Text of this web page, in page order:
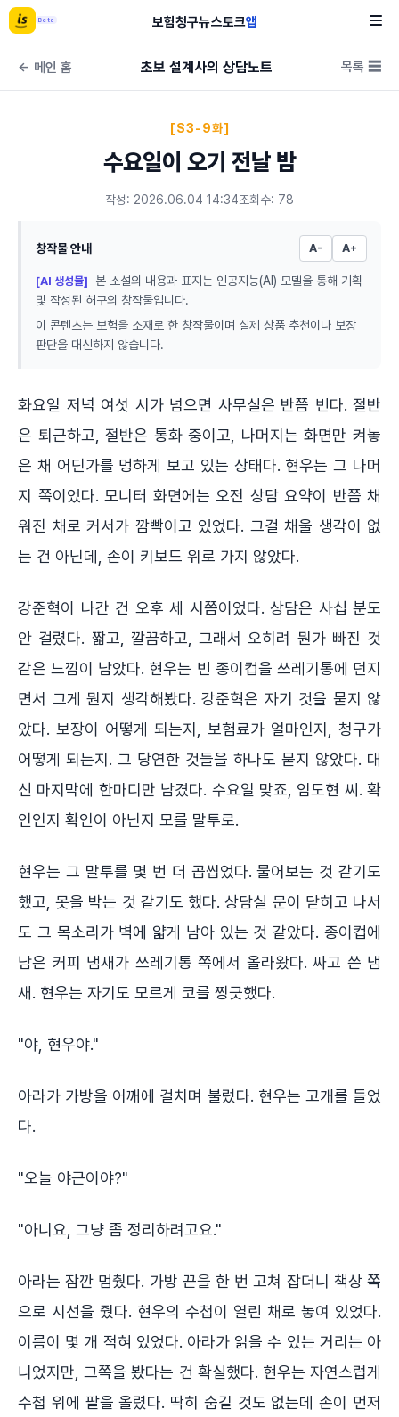
Beta 보험청구뉴스토크앱
← 메인 홈 초보 설계사의 상담노트 목록 ☰
[S3-9화]
수요일이 오기 전날 밤
작성: 2026.06.04 14:34조회수: 78
창작물 안내 A- A+
[AI 생성물]
본 소설의 내용과 표지는 인공지능(AI) 모델을 통해 기획
및 작성된 허구의 창작물입니다.
이 콘텐츠는 보험을 소재로 한 창작물이며 실제 상품 추천이나 보장
판단을 대신하지 않습니다.
화요일 저녁 여섯 시가 넘으면 사무실은 반쯤 빈다. 절반
은 퇴근하고, 절반은 통화 중이고, 나머지는 화면만 켜놓
은 채 어딘가를 멍하게 보고 있는 상태다. 현우는 그 나머
지 쪽이었다. 모니터 화면에는 오전 상담 요약이 반쯤 채
워진 채로 커서가 깜빡이고 있었다. 그걸 채울 생각이 없
는 건 아닌데, 손이 키보드 위로 가지 않았다.
강준혁이 나간 건 오후 세 시쯤이었다. 상담은 사십 분도
안 걸렸다. 짧고, 깔끔하고, 그래서 오히려 뭔가 빠진 것
같은 느낌이 남았다. 현우는 빈 종이컵을 쓰레기통에 던지
면서 그게 뭔지 생각해봤다. 강준혁은 자기 것을 묻지 않
았다. 보장이 어떻게 되는지, 보험료가 얼마인지, 청구가
어떻게 되는지. 그 당연한 것들을 하나도 묻지 않았다. 대
신 마지막에 한마디만 남겼다. 수요일 맞죠, 임도현 씨. 확
인인지 확인이 아닌지 모를 말투로.
현우는 그 말투를 몇 번 더 곱씹었다. 물어보는 것 같기도
했고, 못을 박는 것 같기도 했다. 상담실 문이 닫히고 나서
도 그 목소리가 벽에 얇게 남아 있는 것 같았다. 종이컵에
남은 커피 냄새가 쓰레기통 쪽에서 올라왔다. 싸고 쓴 냄
새. 현우는 자기도 모르게 코를 찡긋했다.
"야, 현우야."
아라가 가방을 어깨에 걸치며 불렀다. 현우는 고개를 들었
다.
"오늘 야근이야?"
"아니요, 그냥 좀 정리하려고요."
아라는 잠깐 멈췄다. 가방 끈을 한 번 고쳐 잡더니 책상 쪽
으로 시선을 줬다. 현우의 수첩이 열린 채로 놓여 있었다.
이름이 몇 개 적혀 있었다. 아라가 읽을 수 있는 거리는 아
니었지만, 그쪽을 봤다는 건 확실했다. 현우는 자연스럽게
수첩 위에 팔을 올렸다. 딱히 숨길 것도 없는데 손이 먼저